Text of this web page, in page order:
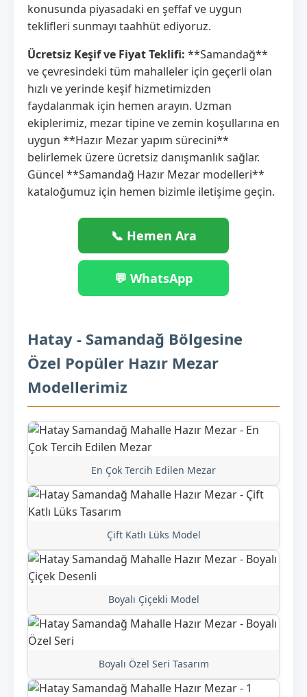
konusunda piyasadaki en şeffaf ve uygun
teklifleri sunmayı taahhüt ediyoruz.
Ücretsiz Keşif ve Fiyat Teklifi: **Samandağ**
ve çevresindeki tüm mahalleler için geçerli olan
hızlı ve yerinde keşif hizmetimizden
faydalanmak için hemen arayın. Uzman
ekiplerimiz, mezar tipine ve zemin koşullarına en
uygun **Hazır Mezar yapım sürecini**
belirlemek üzere ücretsiz danışmanlık sağlar.
Güncel **Samandağ Hazır Mezar modelleri**
kataloğumuz için hemen bizimle iletişime geçin.
📞 Hemen Ara
💬 WhatsApp
Hatay - Samandağ Bölgesine
Özel Popüler Hazır Mezar
Modellerimiz
En Çok Tercih Edilen Mezar
Çift Katlı Lüks Model
Boyalı Çiçekli Model
Boyalı Özel Seri Tasarım